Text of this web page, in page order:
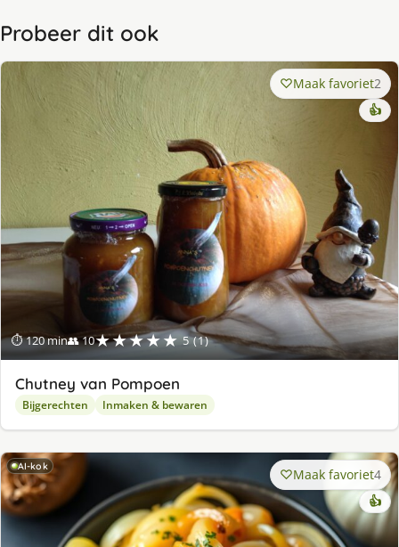
Probeer dit ook
⏱ 120 min👥 10★★★★★ 5 (1)
Maak favoriet2
👍
Chutney van Pompoen
Bijgerechten Inmaken & bewaren
AI-kok Maak favoriet4
👍